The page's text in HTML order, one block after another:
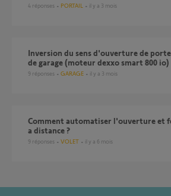
4 réponses PORTAIL il y a 3 mois
inversion du sens d'ouverture de porte de garage ma porte
de garage (moteur dexxo smart 800 io)
9 réponses GARAGE il y a 3 mois
Comment automatiser l'ouverture et fermeture des volets
a distance ?
9 réponses VOLET il y a 6 mois